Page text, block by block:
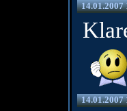
14.01.2007
14.01.2007